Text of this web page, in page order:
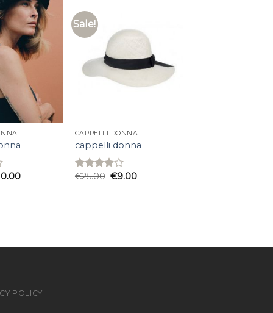
Sale!
CAPPELLI DONNA
cappelli donna
Rated
€25.00 €9.00
POLICY